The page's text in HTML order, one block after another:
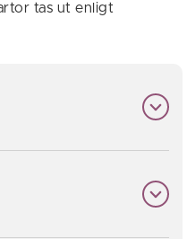
tas ut enligt